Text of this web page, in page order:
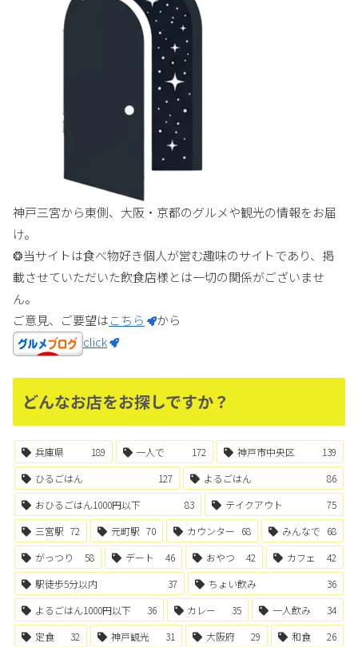
神戸三宮から東側、大阪・京都のグルメや観光の情報をお届
け。
❂当サイトは食べ物好き個人が営む趣味のサイトであり、掲
載させていただいた飲食店様とは一切の関係がございませ
ん。
ご意見、ご要望はこちら
から
click
どんなお店をお探しですか？
兵庫県 189 一人で 172 神戸市中央区
139
ひるごはん
127 よるごはん
86
おひるごはん1000円以下
83 テイクアウト
75
三宮駅 72 元町駅 70 カウンター 68 みんなで 68
がっつり
58 デート 46 おやつ 42 カフェ
42
駅徒歩5分以内
37 ちょい飲み
36
よるごはん1000円以下
36 カレー 35 一人飲み
34
定食
32 神戸観光 31 大阪府 29 和食
26